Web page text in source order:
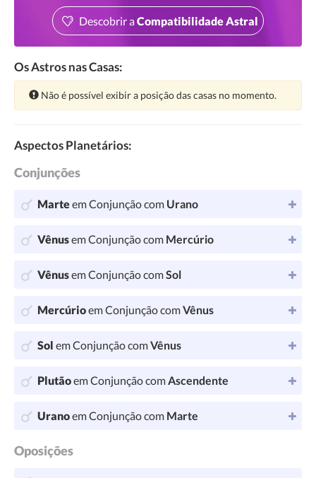
Descobrir aCompatibilidade Astral
Os Astros nas Casas:
Atenção:
Não é possível exibir a posição das casas no momento.
Aspectos Planetários:
Conjunções
Marteem Conjunção com Urano
Vênusem Conjunção com Mercúrio
Vênusem Conjunção comSol
Mercúrioem Conjunção comVênus
Sol em Conjunção comVênus
Plutãoem Conjunção comAscendente
Uranoem Conjunção com Marte
Oposições